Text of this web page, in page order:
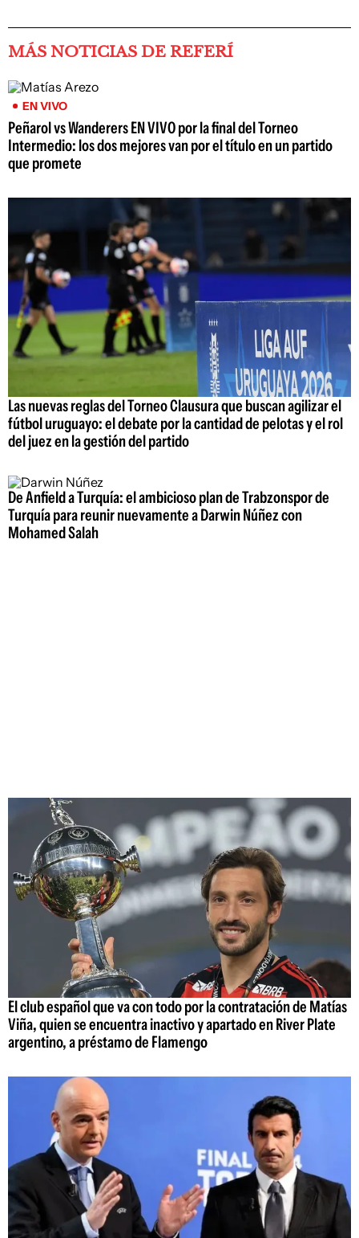
MÁS NOTICIAS DE REFERÍ
EN VIVO
Peñarol vs Wanderers EN VIVO por la final del Torneo
Intermedio: los dos mejores van por el título en un partido
que promete
Las nuevas reglas del Torneo Clausura que buscan agilizar el
fútbol uruguayo: el debate por la cantidad de pelotas y el rol
del juez en la gestión del partido
De Anfield a Turquía: el ambicioso plan de Trabzonspor de
Turquía para reunir nuevamente a Darwin Núñez con
Mohamed Salah
El club español que va con todo por la contratación de Matías
Viña, quien se encuentra inactivo y apartado en River Plate
argentino, a préstamo de Flamengo